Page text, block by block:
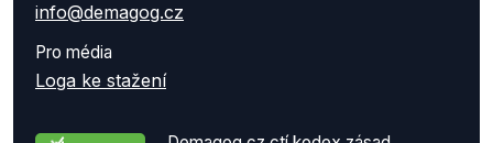
info@demagog.cz
Pro média
Loga ke stažení